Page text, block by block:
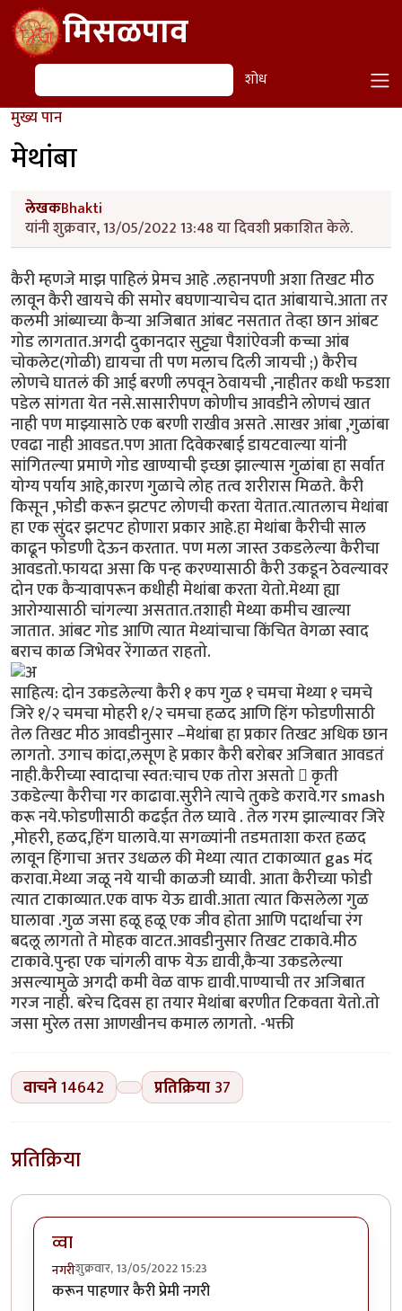
Skip to main contentमिसळपाव
शोध शोध
मुख्य पान
मेथांबा
लेखकBhakti
यांनी शुक्रवार, 13/05/2022 13:48 या दिवशी प्रकाशित केले.
कैरी म्हणजे माझ पाहिलं प्रेमच आहे .लहानपणी अशा तिखट मीठ
लावून कैरी खायचे की समोर बघणाऱ्याचेच दात आंबायाचे.आता तर
कलमी आंब्याच्या कैऱ्या अजिबात आंबट नसतात तेव्हा छान आंबट
गोड लागतात.अगदी दुकानदार सुट्ट्या पैशांऐवजी कच्चा आंब
चोकलेट(गोळी) द्यायचा ती पण मलाच दिली जायची ;) कैरीच
लोणचे घातलं की आई बरणी लपवून ठेवायची ,नाहीतर कधी फडशा
पडेल सांगता येत नसे.सासारीपण कोणीच आवडीने लोणचं खात
नाही पण माझ्यासाठे एक बरणी राखीव असते .साखर आंबा ,गुळांबा
एवढा नाही आवडत.पण आता दिवेकरबाई डायटवाल्या यांनी
सांगितल्या प्रमाणे गोड खाण्याची इच्छा झाल्यास गुळांबा हा सर्वात
योग्य पर्याय आहे,कारण गुळाचे लोह तत्व शरीरास मिळते. कैरी
किसून ,फोडी करून झटपट लोणची करता येतात.त्यातलाच मेथांबा
हा एक सुंदर झटपट होणारा प्रकार आहे.हा मेथांबा कैरीची साल
काढून फोडणी देऊन करतात. पण मला जास्त उकडलेल्या कैरीचा
आवडतो.फायदा असा कि पन्ह करण्यासाठी कैरी उकडून ठेवल्यावर
दोन एक कैऱ्यावापरून कधीही मेथांबा करता येतो.मेथ्या ह्या
आरोग्यासाठी चांगल्या असतात.तशाही मेथ्या कमीच खाल्या
जातात. आंबट गोड आणि त्यात मेथ्यांचाचा किंचित वेगळा स्वाद
बराच काळ जिभेवर रेंगाळत राहतो.
साहित्य: दोन उकडलेल्या कैरी १ कप गुळ १ चमचा मेथ्या १ चमचे
जिरे १/२ चमचा मोहरी १/२ चमचा हळद आणि हिंग फोडणीसाठी
तेल तिखट मीठ आवडीनुसार –मेथांबा हा प्रकार तिखट अधिक छान
लागतो. उगाच कांदा,लसूण हे प्रकार कैरी बरोबर अजिबात आवडतं
नाही.कैरीच्या स्वादाचा स्वत:चाच एक तोरा असतो  कृती
उकडेल्या कैरीचा गर काढावा.सुरीने त्याचे तुकडे करावे.गर smash
करू नये.फोडणीसाठी कढईत तेल घ्यावे . तेल गरम झाल्यावर जिरे
,मोहरी, हळद,हिंग घालावे.या सगळ्यांनी तडमताशा करत हळद
लावून हिंगाचा अत्तर उधळल की मेथ्या त्यात टाकाव्यात gas मंद
करावा.मेथ्या जळू नये याची काळजी घ्यावी. आता कैरीच्या फोडी
त्यात टाकाव्यात.एक वाफ येऊ द्यावी.आता त्यात किसलेला गुळ
घालावा .गुळ जसा हळू हळू एक जीव होता आणि पदार्थाचा रंग
बदलू लागतो ते मोहक वाटत.आवडीनुसार तिखट टाकावे.मीठ
टाकावे.पुन्हा एक चांगली वाफ येऊ द्यावी,कैऱ्या उकडलेल्या
असल्यामुळे अगदी कमी वेळ वाफ द्यावी.पाण्याची तर अजिबात
गरज नाही. बरेच दिवस हा तयार मेथांबा बरणीत टिकवता येतो.तो
जसा मुरेल तसा आणखीनच कमाल लागतो. -भक्ती
वाचने14642 प्रतिक्रिया 37
प्रतिक्रिया
व्वा
नगरीशुक्रवार, 13/05/2022 15:23
करून पाहणार कैरी प्रेमी नगरी